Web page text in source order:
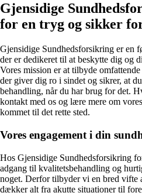
Gjensidige
for en tryg og sikker
Gjensidige Sundhedsforsikring er en
der er dedikeret til at beskytte dig og
Vores mission er at tilbyde
der giver dig ro i sindet og sikrer, at
behandling, når du har brug for det.
kontakt med os og lære mere om
kommet til det rette sted.
Vores engagement i din
Hos Gjensidige Sundhedsforsikring
adgang til kvalitetsbehandling og
noget. Derfor tilbyder vi en bred vifte
dækker alt fra akutte situationer til